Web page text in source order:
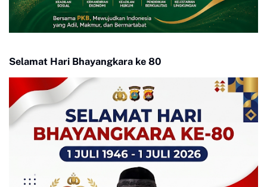
Selamat Hari Bhayangkara ke 80